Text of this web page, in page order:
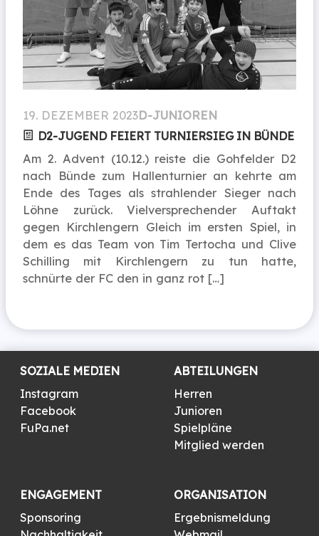
19. DEZEMBER 2023D-JUNIOREN
D2-JUGEND FEIERT TURNIERSIEG IN BÜNDE
Am 2. Advent (10.12.) reiste die Gohfelder D2
nach Bünde zum Hallenturnier an kehrte am
Ende des Tages als strahlender Sieger nach
Löhne zurück. Vielversprechender Auftakt
gegen Kirchlengern Gleich im ersten Spiel, in
dem es das Team von Tim Tertocha und Clive
Schilling mit Kirchlengern zu tun hatte,
schnürte der FC den in ganz rot […]
SOZIALE MEDIEN
Instagram
Facebook
FuPa.net
ABTEILUNGEN
Herren
Junioren
Spielpläne
Mitglied werden
ENGAGEMENT
Sponsoring
ORGANISATION
Ergebnismeldung